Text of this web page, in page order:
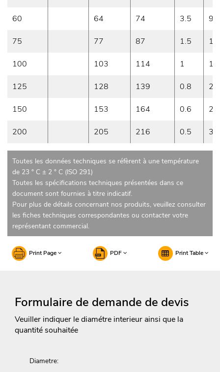
60 64 74 3.5 90
75 77 87 1.5
100 103 114 1
125 128 139 0.8
150 153 164 0.6
200 205 216 0.5
Toutes les données techniques se réfèrent à une température
de 23 ° C ± 2 ° C (ISO 291)
Toutes les spécifications techniques présentées dans ce
document sont fournies à titre indicatif.
Pour plus de détails concernant nos produits, veuillez consulter
les fiches techniques correspondantes ou contacter votre
représentant commercial.
Print Page PDF Print Table
Formulaire de demande de devis
Veuiller indiquer le diamétre interieur ainsi que la
quantité souhaitée
Diametre: